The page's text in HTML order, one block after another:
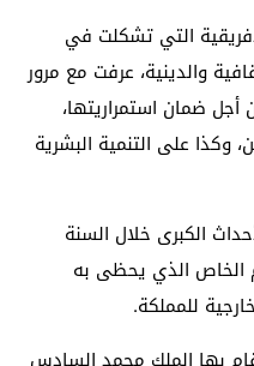
التي تشكلت في
والدينية، عرفت مع مرور
ضمان استمراريتها،
وكذا على التنمية البشرية
الكبرى خلال السنة
الخاص الذي يحظى به
للمملكة.